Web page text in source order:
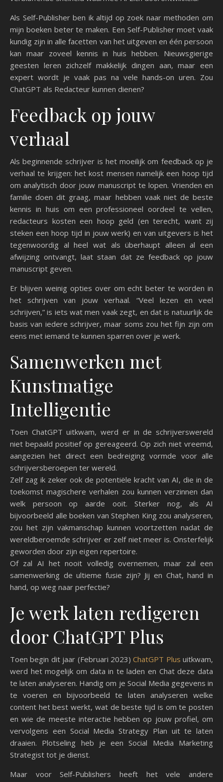
Als Self-Publisher ben ik altijd op zoek naar methoden om
mijn boeken beter te maken. Een Self-Publisher moet vaak
kundig zijn in alle facetten van het uitgeven en één persoon
kan maar zoveel kennis in huis hebben. Nieuwsgierige
geesten leren zichzelf makkelijk dingen aan, maar een
expert wordt je vaak pas na vele hands-on uren. Zou
ChatGPT als Redacteur kunnen dienen?
Feedback op jouw
verhaal
Als beginnende schrijver is het moeilijk om feedback op je
verhaal te krijgen: het kost mensen namelijk een hoop tijd
om analytisch door jouw manuscript te lopen. Vrienden en
familie doen dit graag, maar hebben vaak niet de beste
kennis in huis om een professioneel oordeel te vellen,
redacteurs kosten een hoop geld (en terecht, want zij
steken een hoop tijd in jouw werk) en van uitgevers is het
tegenwoordig al heel wat als überhaupt alleen al een
afwijzing ontvangt, laat staan dat ze feedback op jouw
manuscript geven.
Er blijven weinig opties over om echt beter te worden in
het schrijven van jouw verhaal. “Veel lezen en veel
schrijven,” is iets wat men vaak zegt, en dat is natuurlijk de
basis van iedere schrijver, maar soms zou het fijn zijn om
eens met iemand te kunnen sparren over je werk.
Samenwerken met
Kunstmatige
Intelligentie
Toen ChatGPT uitkwam, werd er in de schrijverswereld
niet bepaald positief op gereageerd. Op zich niet vreemd,
aangezien het direct een bedreiging vormde voor alle
schrijversberoepen ter wereld.
Zelf zag ik zeker ook de potentiële kracht van AI, die in de
toekomst magischere verhalen zou kunnen verzinnen dan
welk persoon op aarde ooit. Sterker nog, als AI
bijvoorbeeld alle boeken van Stephen King zou analyseren,
zou het zijn vakmanschap kunnen voortzetten nadat de
wereldberoemde schrijver er zelf niet meer is. Onsterfelijk
geworden door zijn eigen repertoire.
Of zal AI het nooit volledig overnemen, maar zal een
samenwerking de ultieme fusie zijn? Jij en Chat, hand in
hand, op weg naar perfectie?
Je werk laten redigeren
door ChatGPT Plus
Toen begin dit jaar (Februari 2023)ChatGPT Plus uitkwam,
werd het mogelijk om data in te laden en Chat deze data
te laten analyseren. Handig om je Social Media gegevens in
te voeren en bijvoorbeeld te laten analyseren welke
content het best werkt, wat de beste tijd is om te posten
en wie de meeste interactie hebben op jouw profiel, om
vervolgens een Social Media Strategy Plan uit te laten
draaien. Plotseling heb je een Social Media Marketing
Strategist tot je dienst.
Maar voor Self-Publishers heeft het vele andere